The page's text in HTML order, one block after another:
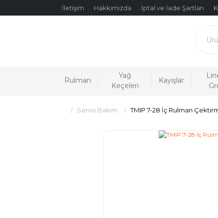
İletişim Hakkımızda İptal ve İade Şartları
Rulman
Yağ
Keçeleri
Kayışlar
Servis Bakım TMIP 7-28 İç Rulman